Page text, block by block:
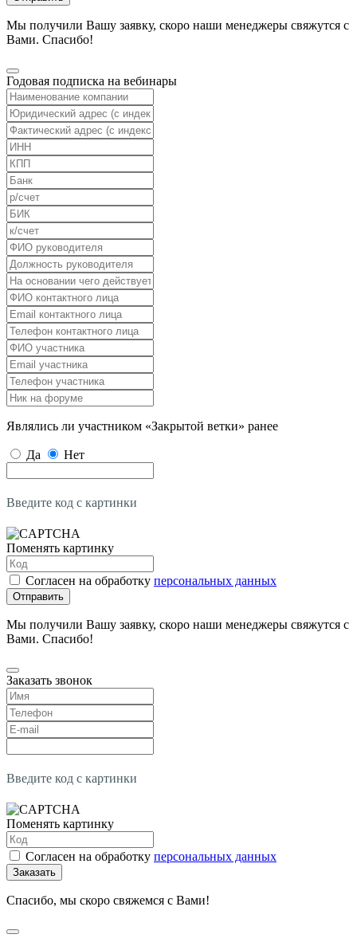
Мы получили Вашу заявку, скоро наши менеджеры свяжутся с
Вами. Спасибо!
Годовая подписка на вебинары
Являлись ли участником «Закрытой ветки» ранее
Да Нет
Введите код с картинки
Поменять картинку
Согласен на обработку персональных данных
Отправить
Мы получили Вашу заявку, скоро наши менеджеры свяжутся с
Вами. Спасибо!
Заказать звонок
Введите код с картинки
Поменять картинку
Согласен на обработку персональных данных
Заказать
Спасибо, мы скоро свяжемся с Вами!